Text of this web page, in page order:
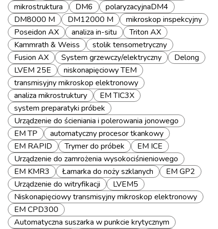
mikrostruktura
DM6
polaryzacyjnaDM4
DM8000 M
DM12000 M
mikroskop inspekcyjny
Poseidon AX
analiza in-situ
Triton AX
Kammrath & Weiss
stolik tensometryczny
Fusion AX
System grzewczy/elektryczny
Delong
LVEM 25E
niskonapięciowy TEM
transmisyjny mikroskop elektronowy
analiza mikrostruktury
EM TIC3X
system preparatyki próbek
Urządzenie do ścieniania i polerowania jonowego
EM TP
automatyczny procesor tkankowy
EM RAPID
Trymer do próbek
EM ICE
Urządzenie do zamrożenia wysokociśnieniowego
EM KMR3
Łamarka do noży szklanych
EM GP2
Urządzenie do witryfikacji
LVEM5
Niskonapięciowy transmisyjny mikroskop elektronowy
EM CPD300
Automatyczna suszarka w punkcie krytycznym